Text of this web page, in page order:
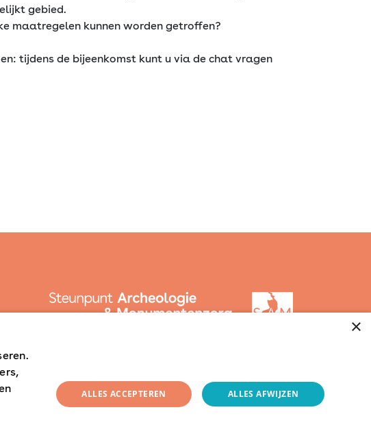
gebied.
maatregelen kunnen worden getroffen?
tijdens de bijeenkomst kunt u via de chat vragen
×
ALLES ACCEPTEREN ALLES AFWIJZEN